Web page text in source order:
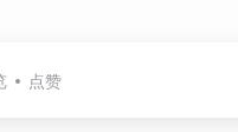
点赞